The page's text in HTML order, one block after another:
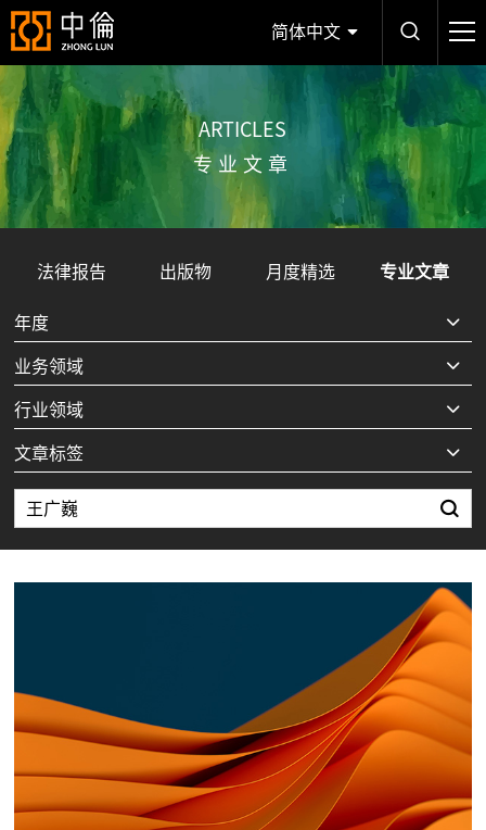
简体中文
ARTICLES
专业文章
法律报告 出版物 月度精选 专业文章
年度
业务领域
行业领域
文章标签